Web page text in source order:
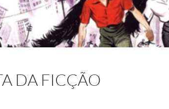
DA FICÇÃO